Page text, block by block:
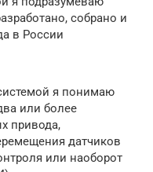
собрано и
в России
я понимаю
или более
привода,
датчиков
или наоборот